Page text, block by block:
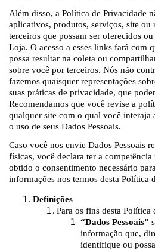
Além disso, a Política de Privacidade
aplicativos, produtos, serviços, site ou
terceiros que possam ser oferecidos
Loja. O acesso a esses links fará com
possa resultar na coleta ou
sobre você por terceiros. Nós não
fazemos quaisquer representações
suas práticas de privacidade, que
Recomendamos que você revise a
qualquer site com o qual você interaja
o uso de seus Dados Pessoais.
Caso você nos envie Dados Pessoais
físicas, você declara ter a
obtido o consentimento necessário
informações nos termos desta Política
Definições
Para os fins desta Política
“Dados Pessoais”
informação que,
identifique ou